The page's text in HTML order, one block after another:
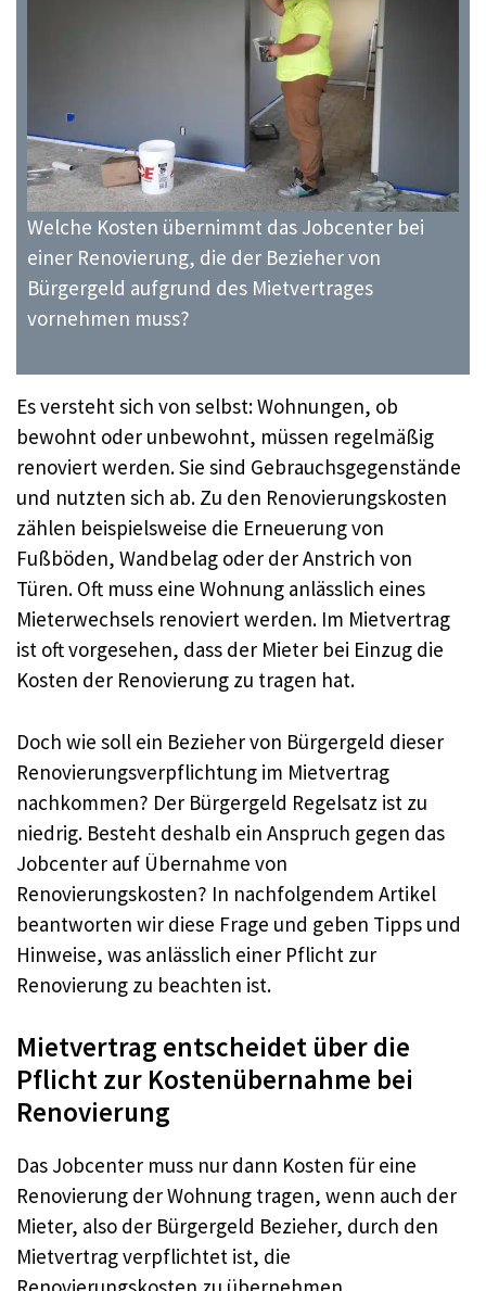
Welche Kosten übernimmt das Jobcenter bei
einer Renovierung, die der Bezieher von
Bürgergeld aufgrund des Mietvertrages
vornehmen muss?
Es versteht sich von selbst: Wohnungen, ob
bewohnt oder unbewohnt, müssen regelmäßig
renoviert werden. Sie sind Gebrauchsgegenstände
und nutzten sich ab. Zu den Renovierungskosten
zählen beispielsweise die Erneuerung von
Fußböden, Wandbelag oder der Anstrich von
Türen. Oft muss eine Wohnung anlässlich eines
Mieterwechsels renoviert werden. Im Mietvertrag
ist oft vorgesehen, dass der Mieter bei Einzug die
Kosten der Renovierung zu tragen hat.
Doch wie soll ein Bezieher von Bürgergeld dieser
Renovierungsverpflichtung im Mietvertrag
nachkommen? Der Bürgergeld Regelsatz ist zu
niedrig. Besteht deshalb ein Anspruch gegen das
Jobcenter auf Übernahme von
Renovierungskosten? In nachfolgendem Artikel
beantworten wir diese Frage und geben Tipps und
Hinweise, was anlässlich einer Pflicht zur
Renovierung zu beachten ist.
Mietvertrag entscheidet über die
Pflicht zur Kostenübernahme bei
Renovierung
Das Jobcenter muss nur dann Kosten für eine
Renovierung der Wohnung tragen, wenn auch der
Mieter, also der Bürgergeld Bezieher, durch den
Mietvertrag verpflichtet ist, die